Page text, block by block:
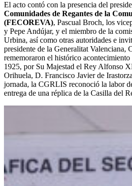
El acto contó con la presencia del
Comunidades de Regantes de la
(FECOREVA), Pascual Broch, los
y Pepe Andújar, y el miembro de la
Urbina, así como otras autoridades e
presidente de la Generalitat Valenciana,
rememoraron el histórico
1925, por Su Majestad el Rey Alfonso
Orihuela, D. Francisco Javier de
jornada, la CGRLIS reconoció la labor
entrega de una réplica de la Casilla del